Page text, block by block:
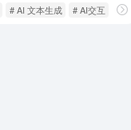
# AI 文本生成 # AI交互